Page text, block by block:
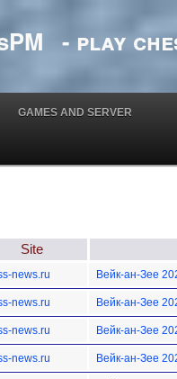
- play
GAMES AND SERVER
Site
news.ru Вейк-ан-Зее
news.ru Вейк-ан-Зее
news.ru Вейк-ан-Зее
news.ru Вейк-ан-Зее